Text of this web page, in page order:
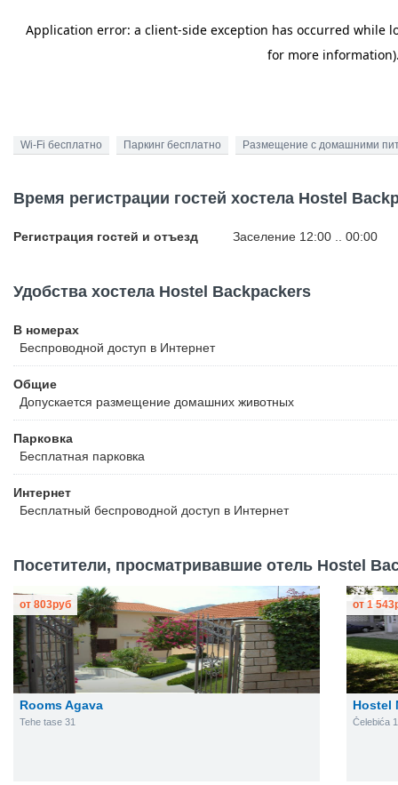
Wi-Fi бесплатно Паркинг бесплатно Размещение с домашними
Время регистрации гостей хостела Hostel
Регистрация гостей и отъезд Заселение 12:00 .. 00:00
Удобства хостела Hostel Backpackers
В номерах
Беспроводной доступ в Интернет
Общие
Допускается размещение домашних животных
Парковка
Бесплатная парковка
Интернет
Бесплатный беспроводной доступ в Интернет
Посетители, просматривавшие отель Hostel
Rooms Agava
Tehe tase 31
от 803руб
Hostel
Čelebića
от 1 543